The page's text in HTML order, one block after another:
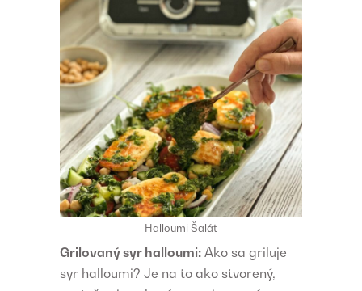
Halloumi Šalát
Grilovaný syr halloumi: Ako sa griluje
syr halloumi? Je na to ako stvorený,